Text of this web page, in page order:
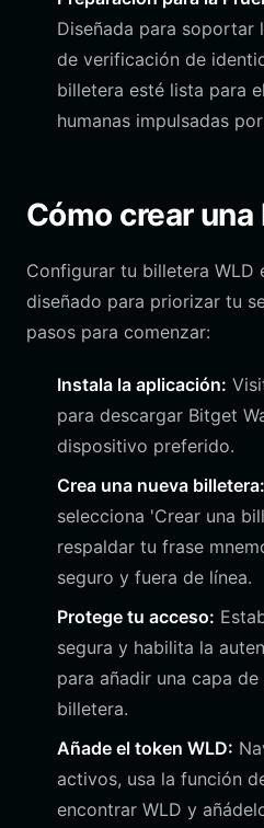
Diseñada para soportar
de verificación de
billetera esté lista para
humanas impulsadas
Cómo crear
Configurar tu billetera WLD
diseñado para priorizar tu
pasos para comenzar:
Instala la aplicación:
para descargar Bitget
dispositivo preferido.
Crea una nueva billetera:
selecciona 'Crear una
respaldar tu frase
seguro y fuera de línea.
Protege tu acceso:
segura y habilita la
para añadir una capa
billetera.
Añade el token WLD:
activos, usa la función
encontrar WLD y